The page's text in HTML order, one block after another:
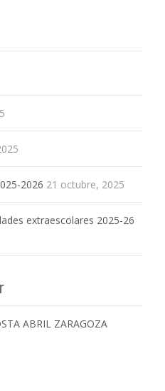
2026 21 octubre, 2025
extraescolares 2025-26
ABRIL ZARAGOZA